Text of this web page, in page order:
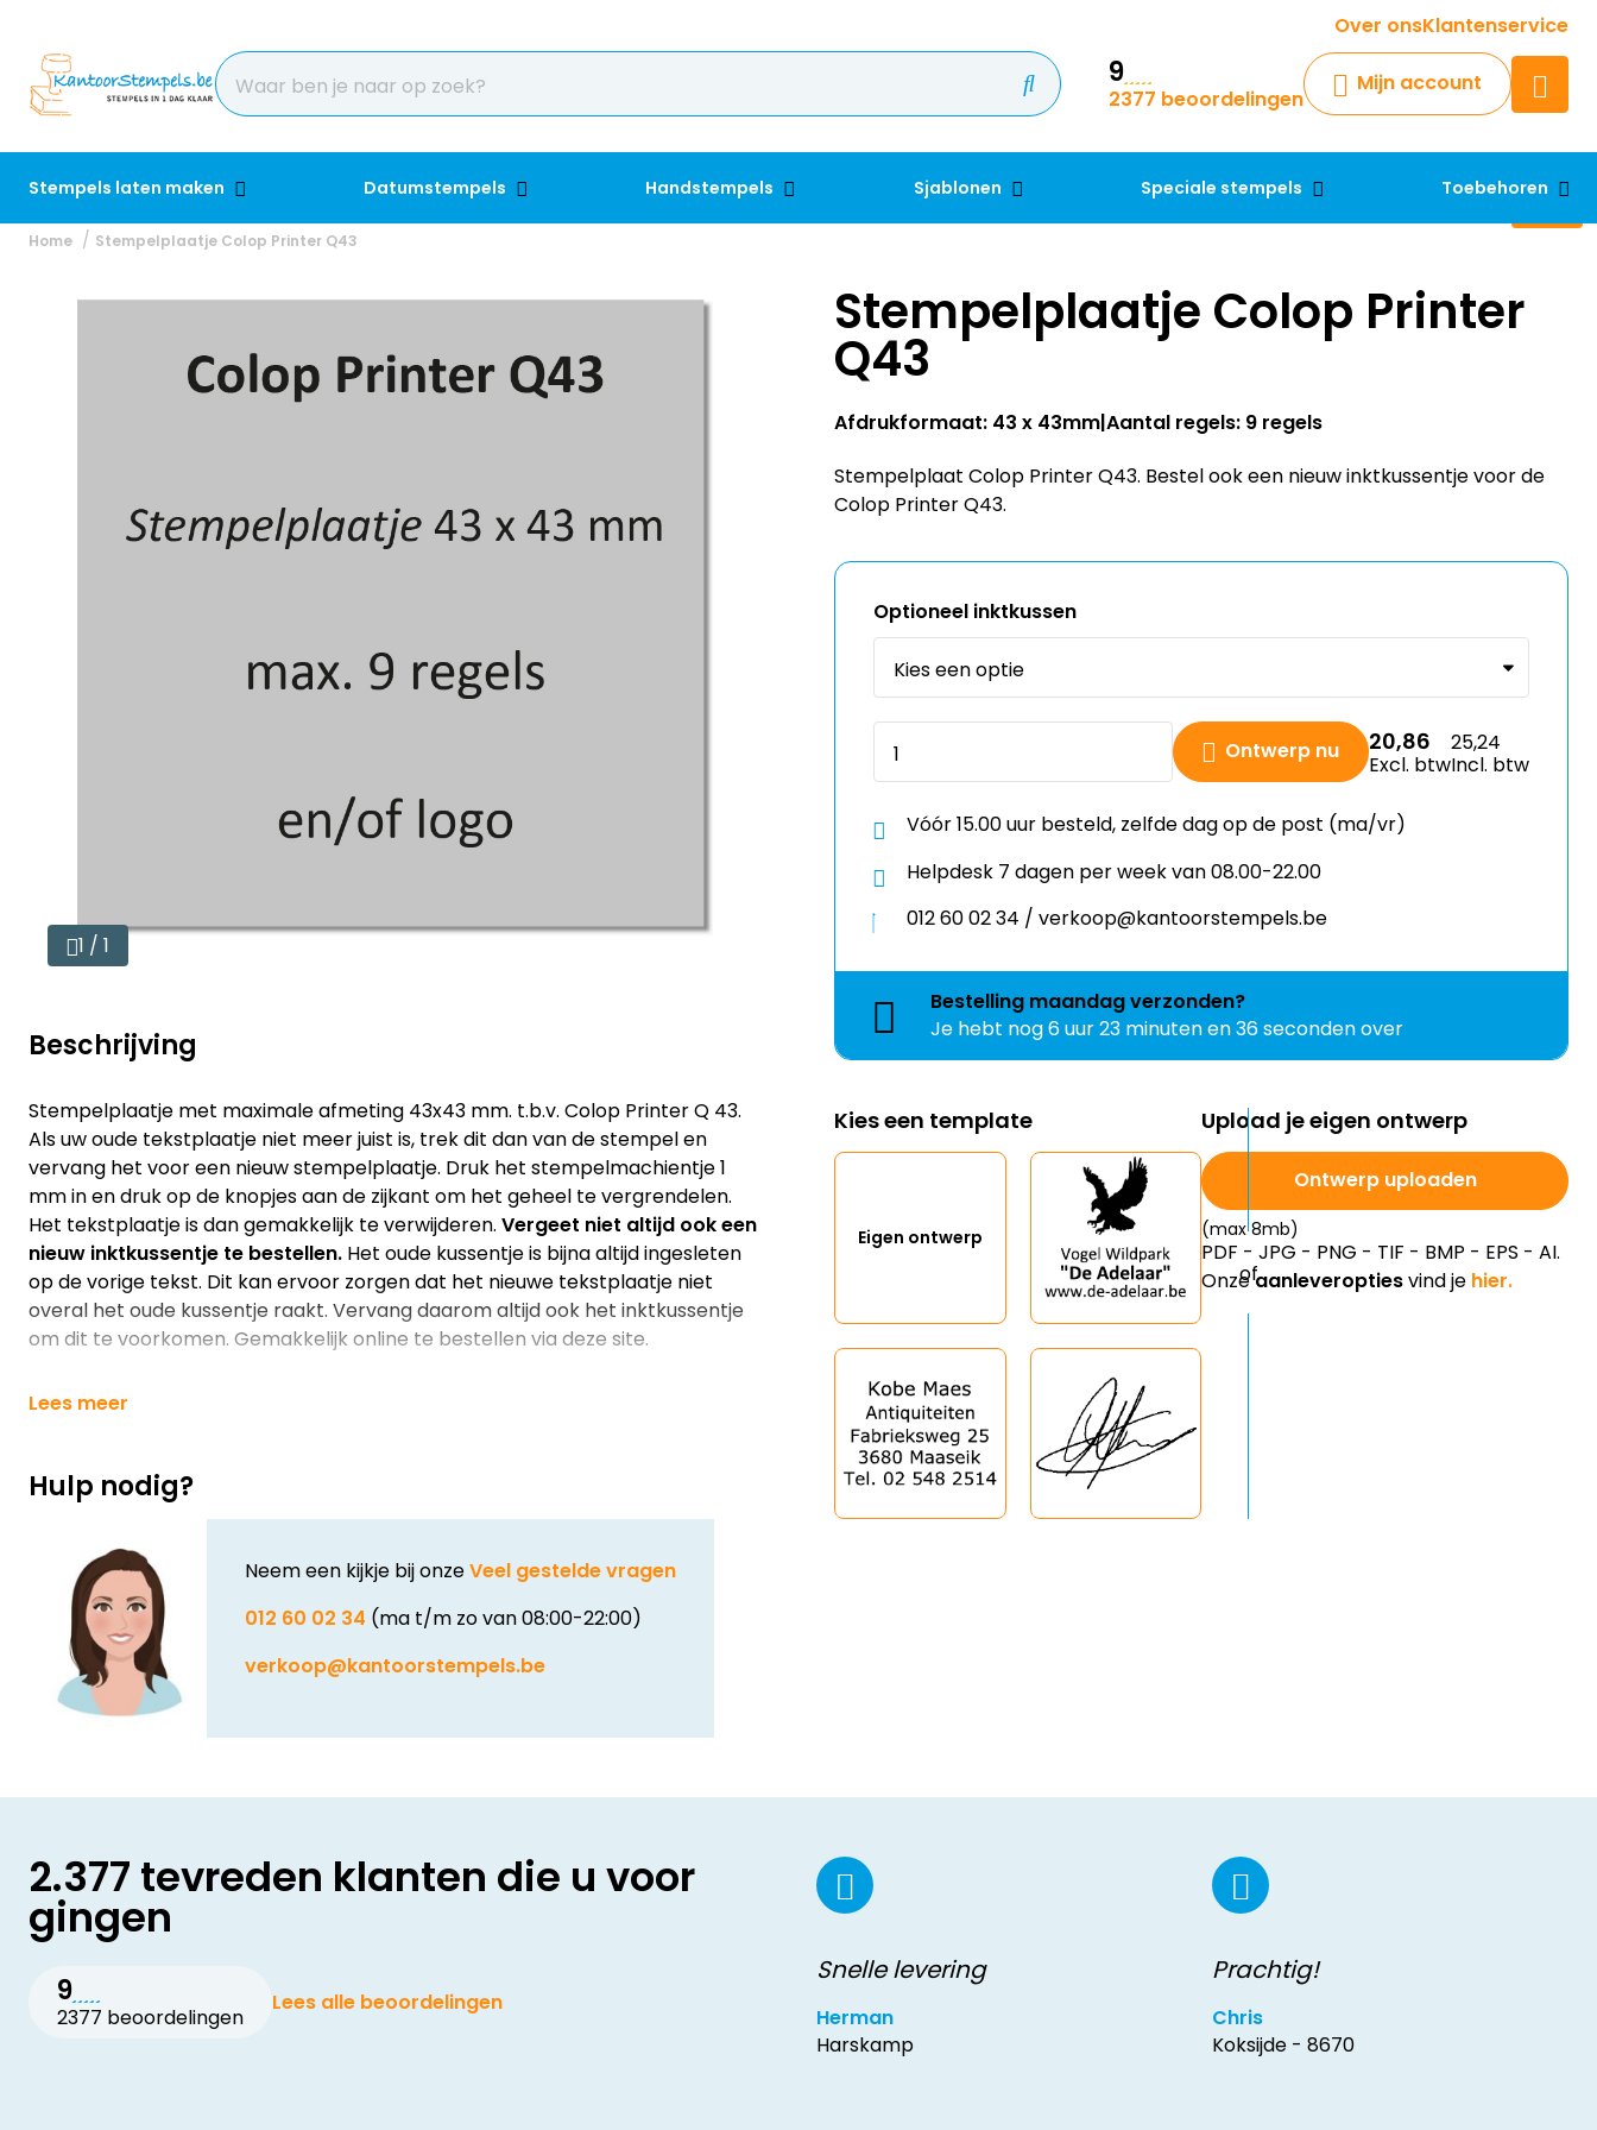
Over onsKlantenservice
9
2377 beoordelingen
Mijn account
Stempels laten maken Datumstempels Handstempels Sjablonen Speciale stempels Toebehoren
Krijg een antwoord op uw vraag
Chatbot
Chat 24/7 met onze chatbot
Contact
Home Stempelplaatje Colop Printer Q43
1 / 1
Beschrijving
Stempelplaatje met maximale afmeting 43x43 mm. t.b.v. Colop Printer Q 43.
Als uw oude tekstplaatje niet meer juist is, trek dit dan van de stempel en
vervang het voor een nieuw stempelplaatje. Druk het stempelmachientje 1
mm in en druk op de knopjes aan de zijkant om het geheel te vergrendelen.
Het tekstplaatje is dan gemakkelijk te verwijderen. Vergeet niet altijd ook een
nieuw inktkussentje te bestellen. Het oude kussentje is bijna altijd ingesleten
op de vorige tekst. Dit kan ervoor zorgen dat het nieuwe tekstplaatje niet
overal het oude kussentje raakt. Vervang daarom altijd ook het inktkussentje
om dit te voorkomen. Gemakkelijk online te bestellen via deze site.
Lees meer
Hulp nodig?
Neem een kijkje bij onzeVeel gestelde vragen
012 60 02 34 (ma t/m zo van 08:00-22:00)
verkoop@kantoorstempels.be
Stempelplaatje Colop Printer
Q43
Afdrukformaat: 43 x 43mm Aantal regels: 9 regels
Stempelplaat Colop Printer Q43. Bestel ook een nieuw inktkussentje voor de
Colop Printer Q43.
Optioneel inktkussen
Ontwerp nu 20,86
Excl. btw
25,24
Incl. btw
Vóór 15.00 uur besteld, zelfde dag op de post (ma/vr)
Helpdesk 7 dagen per week van 08.00-22.00
012 60 02 34 / verkoop@kantoorstempels.be
Bestelling maandagverzonden?
Je hebt nog6 uur 23 minuten en 35 seconden over
Kies een template
Eigen ontwerp
Upload je eigen ontwerp
Ontwerp uploaden
(max 8mb)
PDF - JPG - PNG - TIF - BMP - EPS - AI.
Onzeaanleveroptiesvind je hier.
2.377 tevreden klanten die u voor
gingen
9
2377 beoordelingen
Lees alle beoordelingen
Snelle levering
Herman
Harskamp
Prachtig!
Chris
Koksijde - 8670